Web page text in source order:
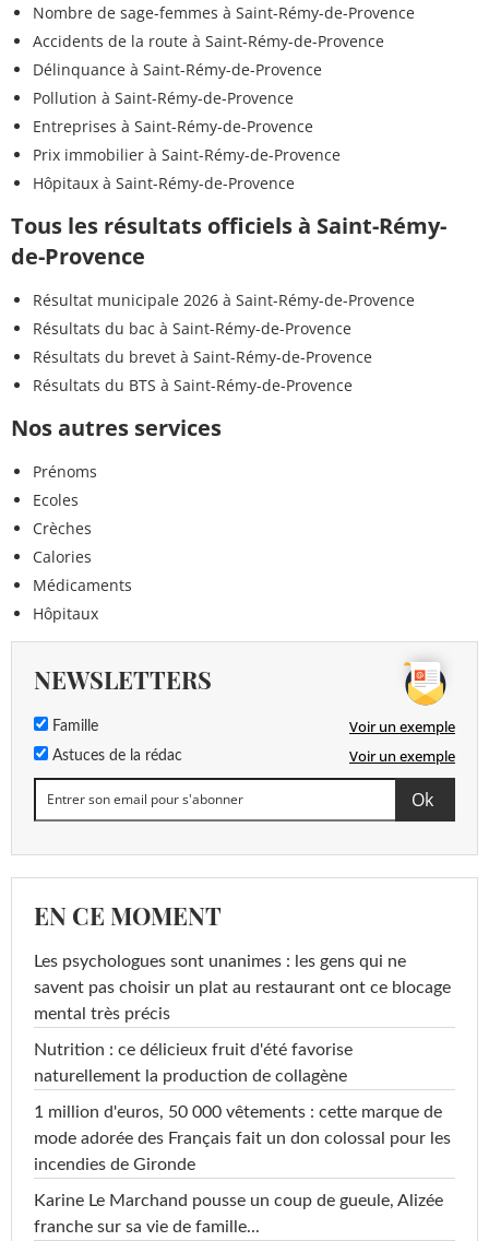
Nombre de sage-femmes à Saint-Rémy-de-Provence
Accidents de la route à Saint-Rémy-de-Provence
Délinquance à Saint-Rémy-de-Provence
Pollution à Saint-Rémy-de-Provence
Entreprises à Saint-Rémy-de-Provence
Prix immobilier à Saint-Rémy-de-Provence
Hôpitaux à Saint-Rémy-de-Provence
Tous les résultats officiels à Saint-Rémy-
de-Provence
Résultat municipale 2026 à Saint-Rémy-de-Provence
Résultats du bac à Saint-Rémy-de-Provence
Résultats du brevet à Saint-Rémy-de-Provence
Résultats du BTS à Saint-Rémy-de-Provence
Nos autres services
Prénoms
Ecoles
Crèches
Calories
Médicaments
Hôpitaux
NEWSLETTERS
Famille Voir un exemple
Astuces de la rédac Voir un exemple
EN CE MOMENT
Les psychologues sont unanimes : les gens qui ne
savent pas choisir un plat au restaurant ont ce blocage
mental très précis
Nutrition : ce délicieux fruit d'été favorise
naturellement la production de collagène
1 million d'euros, 50 000 vêtements : cette marque de
mode adorée des Français fait un don colossal pour les
incendies de Gironde
Karine Le Marchand pousse un coup de gueule, Alizée
franche sur sa vie de famille...